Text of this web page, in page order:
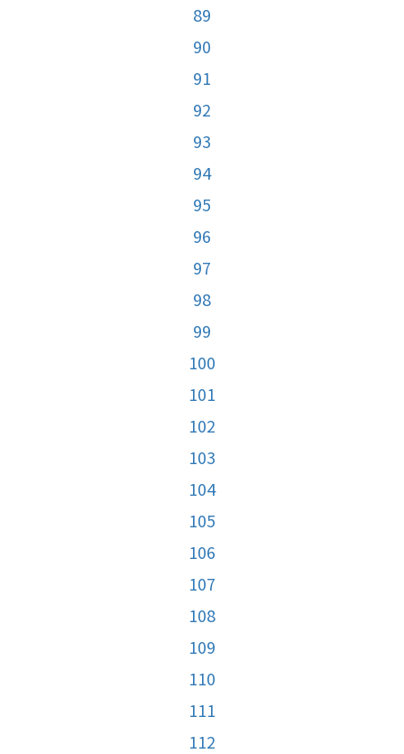
89
90
91
92
93
94
95
96
97
98
99
100
101
102
103
104
105
106
107
108
109
110
111
112